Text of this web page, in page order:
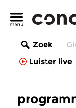
Zoek
Luister live